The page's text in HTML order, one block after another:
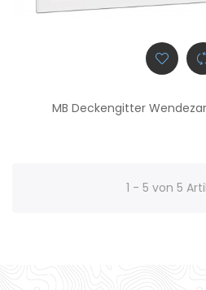
MB Deckengitter
1 - 5 von 5